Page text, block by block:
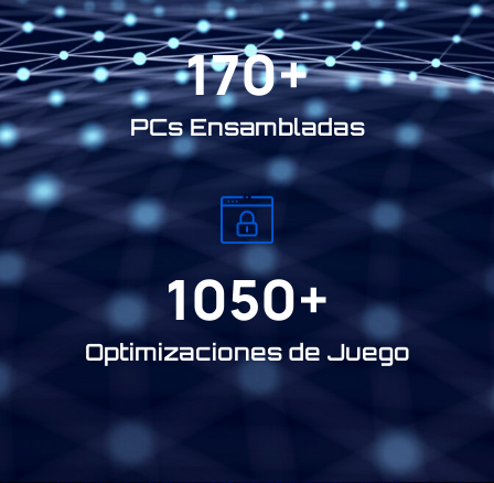
170+
PCs Ensambladas
1050+
Optimizaciones de Juego